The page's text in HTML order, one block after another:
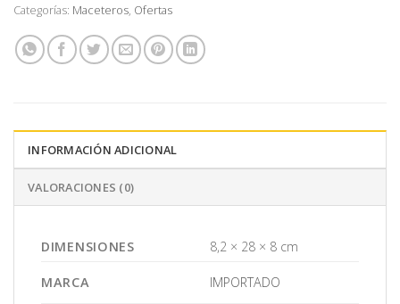
Categorías: Maceteros, Ofertas
INFORMACIÓN ADICIONAL
VALORACIONES (0)
DIMENSIONES 8,2 × 28 × 8 cm
MARCA IMPORTADO